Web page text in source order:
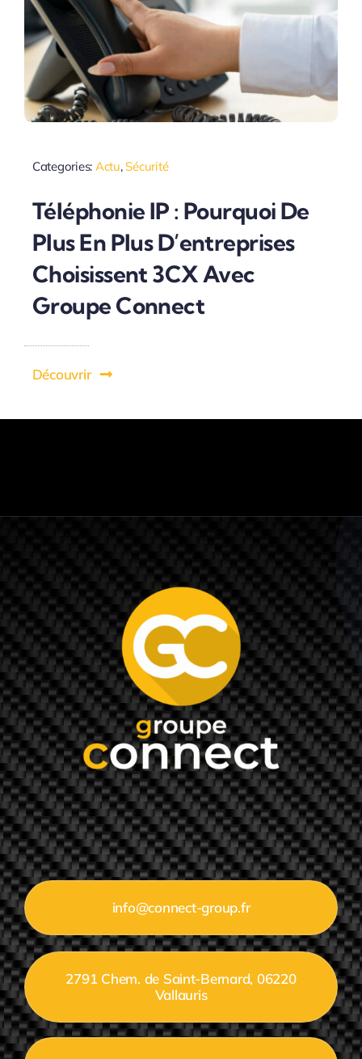
Categories: Actu, Sécurité
Téléphonie IP : Pourquoi De
Plus En Plus D’entreprises
Choisissent 3CX Avec
Groupe Connect
Découvrir
info@connect-group.fr
2791 Chem. de Saint-Bernard, 06220
Vallauris